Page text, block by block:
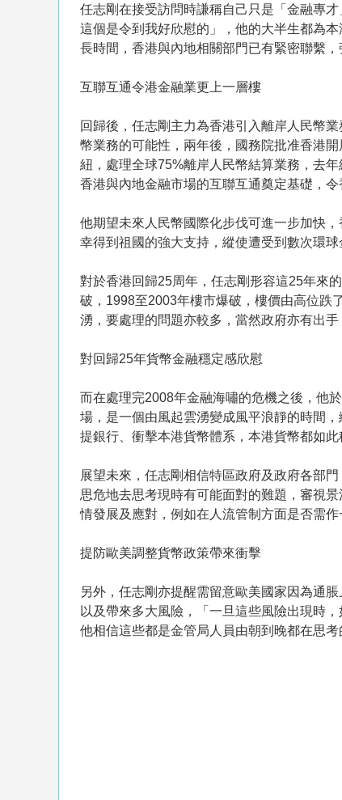
任志剛在接受訪問時謙稱自己只是「金融專
這個是令到我好欣慰的」，他的大半生都為
長時間，香港與內地相關部門已有緊密聯繫
互聯互通令港金融業更上一層樓
回歸後，任志剛主力為香港引入離岸人民幣
幣業務的可能性，兩年後，國務院批准香港
紐，處理全球75%離岸人民幣結算業務，去
香港與內地金融市場的互聯互通奠定基礎，令
他期望未來人民幣國際化步伐可進一步加快
幸得到祖國的強大支持，縱使遭受到數次環
對於香港回歸25周年，任志剛形容這25年來
破，1998至2003年樓市爆破，樓價由高位跌
湧，要處理的問題亦較多，當然政府亦有出
對回歸25年貨幣金融穩定感欣慰
而在處理完2008年金融海嘯的危機之後，他
場，是一個由風起雲湧變成風平浪靜的時間
提銀行、衝擊本港貨幣體系，本港貨幣都如
展望未來，任志剛相信特區政府及政府各部
思危地去思考現時有可能面對的難題，審視
情發展及應對，例如在人流管制方面是否需
提防歐美調整貨幣政策帶來衝擊
另外，任志剛亦提醒需留意歐美國家因為通
以及帶來多大風險，「一旦這些風險出現時
他相信這些都是金管局人員由朝到晚都在思考